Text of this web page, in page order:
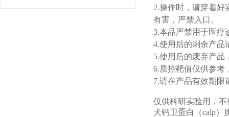
2.操作时，请穿着好
有害，严禁入口。
3.本品严禁用于医疗
4.使用后的剩余产品
5.使用后的废弃产品
6.质控靶值仅供参考
7.请在产品有效期限
仅供科研实验用，
犬钙卫蛋白（calp）